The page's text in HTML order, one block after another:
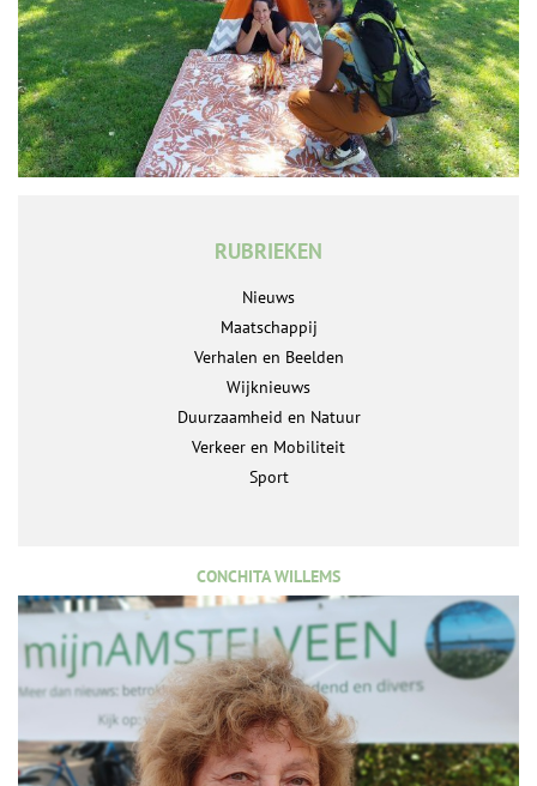
RUBRIEKEN
Nieuws
Maatschappij
Verhalen en Beelden
Wijknieuws
Duurzaamheid en Natuur
Verkeer en Mobiliteit
Sport
CONCHITA WILLEMS